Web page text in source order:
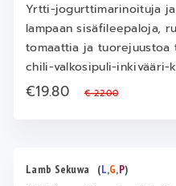
Yrtti-jogurttimarinoituja
lampaan sisäfileepaloja,
tomaattia ja tuorejuustoa
chili-valkosipuli-inkivääri-
€19.80€ 22.00
Lamb Sekuwa (L,G,P)